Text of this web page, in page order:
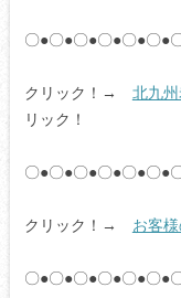
〇●〇●〇●〇●〇●〇●
クリック！→ 北九
リック！
〇●〇●〇●〇●〇●〇●
クリック！→ お客
〇●〇●〇●〇●〇●〇●